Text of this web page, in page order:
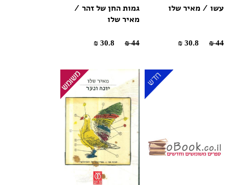
עשו / מאיר שלו
44 ₪
גמות החן של זהר /
מאיר שלו
44 ₪